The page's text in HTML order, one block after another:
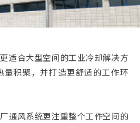
适合大型空间的工业冷却解决方
积聚，并打造更舒适的工作环
通风系统更注重整个工作空间的